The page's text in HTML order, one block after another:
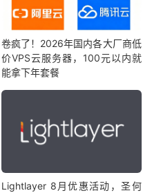
卷疯了！2026年国内各大厂商低
价VPS云服务器，100元以内就
能拿下年套餐
Lightlayer 8月优惠活动，圣何